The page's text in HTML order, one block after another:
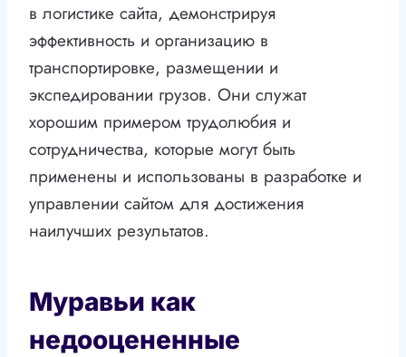
в логистике сайта, демонстрируя
эффективность и организацию в
транспортировке, размещении и
экспедировании грузов. Они служат
хорошим примером трудолюбия и
сотрудничества, которые могут быть
применены и использованы в разработке и
управлении сайтом для достижения
наилучших результатов.
Муравьи как
недооцененные